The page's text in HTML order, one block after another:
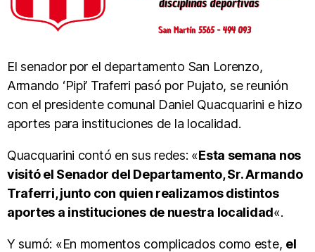
El senador por el departamento San Lorenzo,
Armando ‘Pipi’ Traferri pasó por Pujato, se reunión
con el presidente comunal Daniel Quacquarini e hizo
aportes para instituciones de la localidad.
Quacquarini contó en sus redes: «Esta semana nos
visitó el Senador del Departamento, Sr. Armando
Traferri, junto con quien realizamos distintos
aportes a instituciones de nuestra localidad«.
Y sumó: «En momentos complicados como este, el